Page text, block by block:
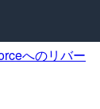
へのリバー